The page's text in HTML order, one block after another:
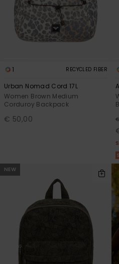
1 RECYCLED FIBER
Urban Nomad Cord 17L
Women Brown Medium
Corduroy Backpack
€ 50,00
NEW